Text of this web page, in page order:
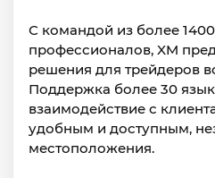
С командой из более
профессионалов, XM
решения для трейдеров
Поддержка более 30
взаимодействие с
удобным и доступным,
местоположения.